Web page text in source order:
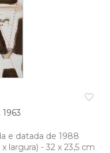
favorite_border
e datada de 1988
largura) - 32 x 23,5 cm